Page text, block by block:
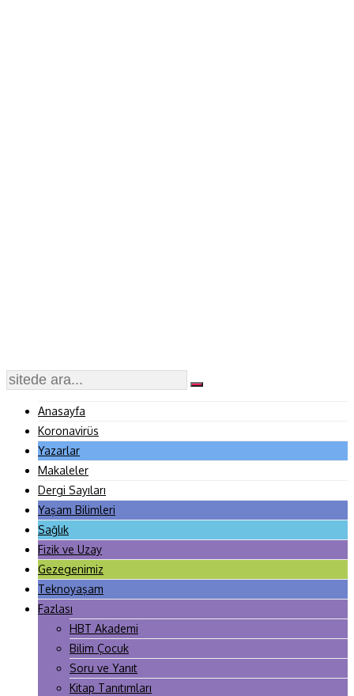
Anasayfa
Koronavirüs
Yazarlar
Makaleler
Dergi Sayıları
Yaşam Bilimleri
Sağlık
Fizik ve Uzay
Gezegenimiz
Teknoyaşam
Fazlası
HBT Akademi
Bilim Çocuk
Soru ve Yanıt
Kitap Tanıtımları